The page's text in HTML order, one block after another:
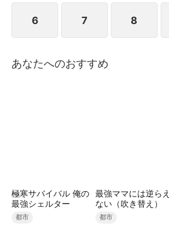
デスゲームが幕を開ける――！！
6 7 8
あなたへのおすすめ
極寒サバイバル 俺の
最強シェルター
都市
最強ママには逆らえ
ない（吹き替え）
都市